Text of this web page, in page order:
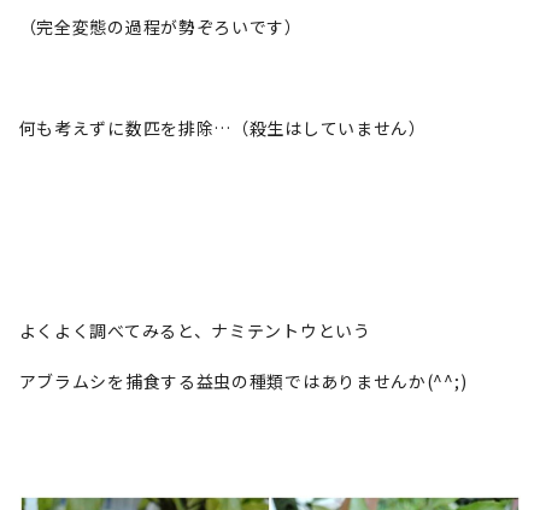
（完全変態の過程が勢ぞろいです）
何も考えずに数匹を排除…（殺生はしていません）
よくよく調べてみると、ナミテントウという
アブラムシを捕食する益虫の種類ではありませんか(^^;)